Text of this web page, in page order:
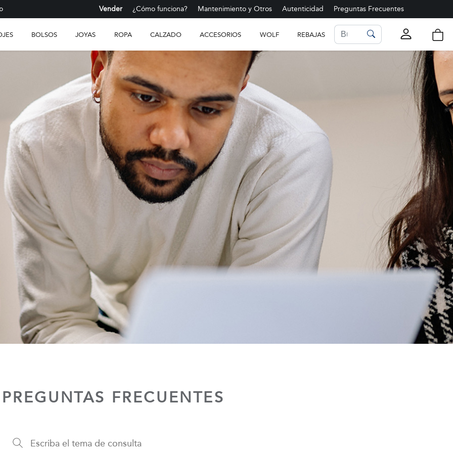
Vender ¿Cómo funciona? Mantenimiento y Otros Autenticidad Preguntas Frecuentes
BOLSOS JOYAS ROPA CALZADO ACCESORIOS WOLF REBAJAS
PREGUNTAS FRECUENTES
LISTA DE FAVORITOS